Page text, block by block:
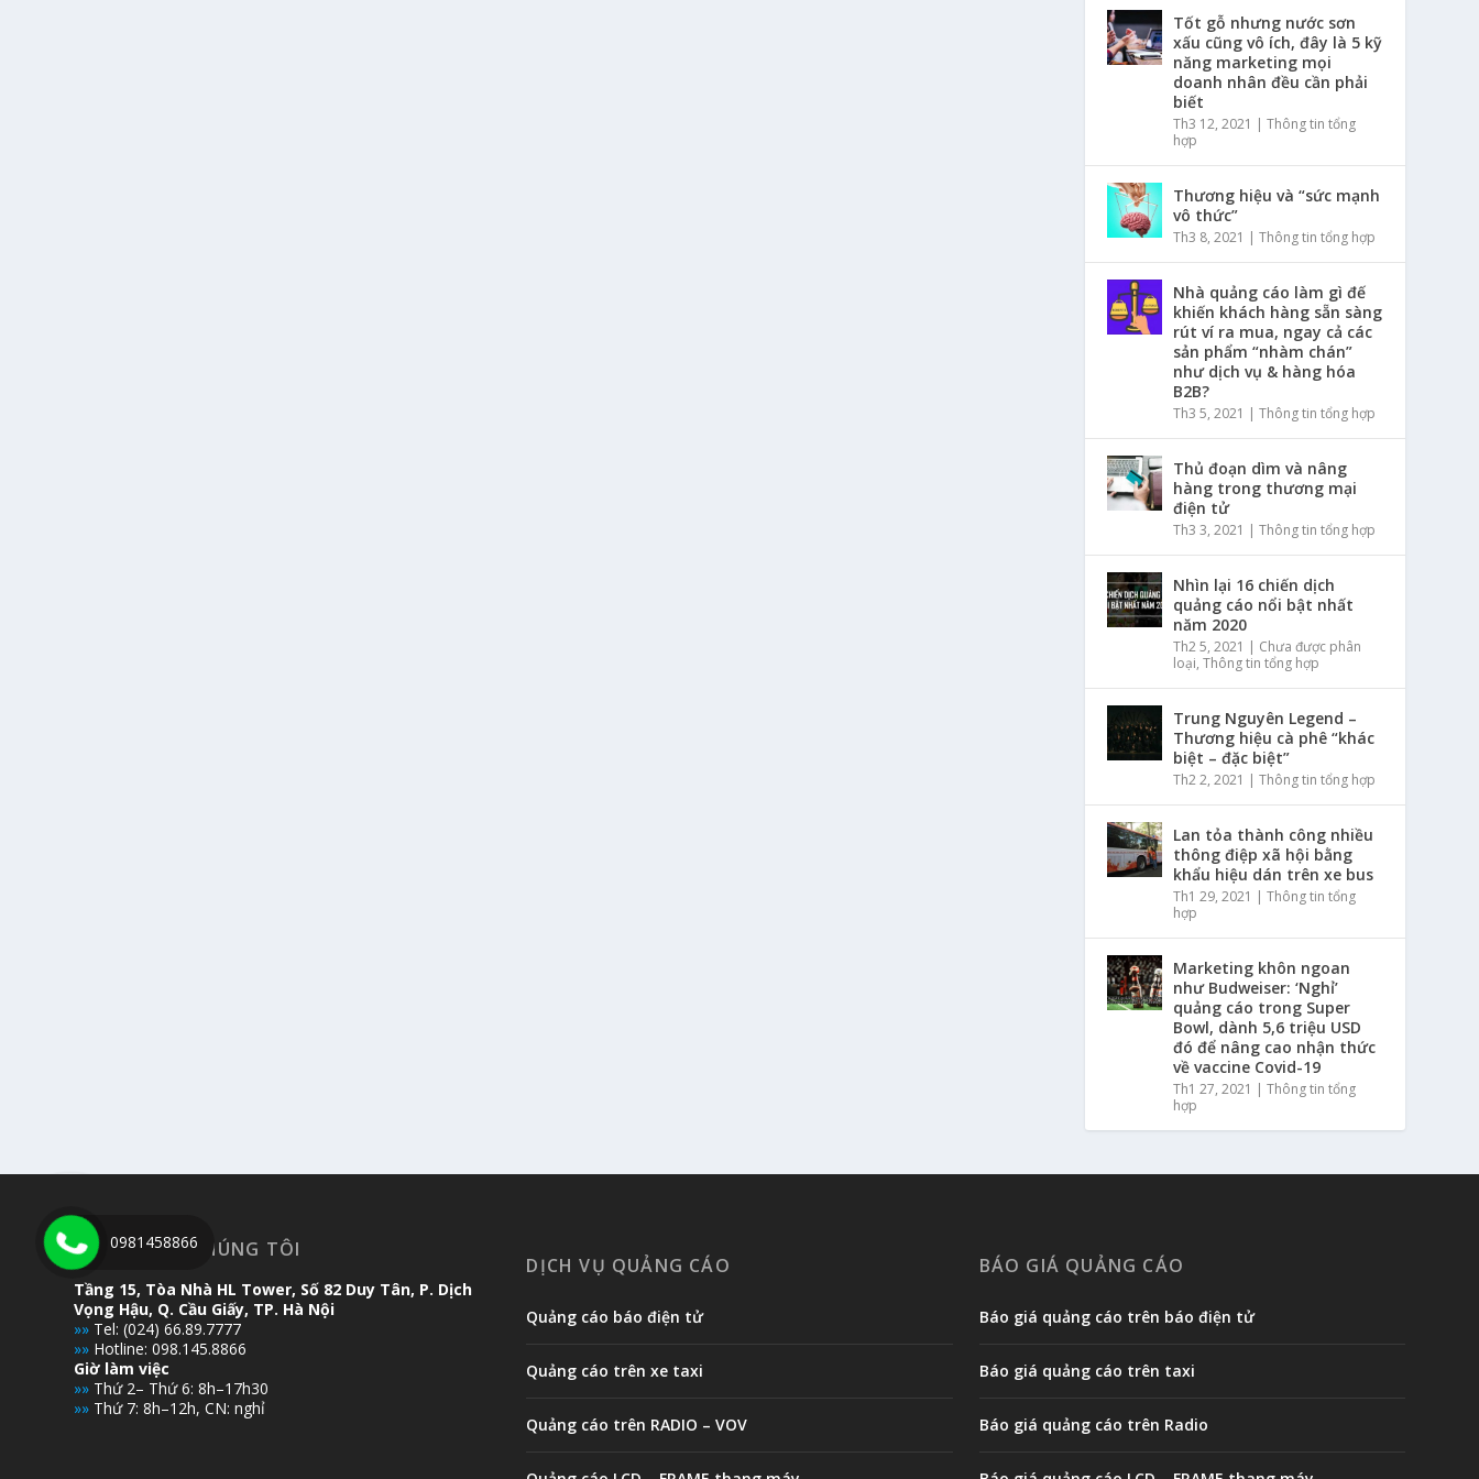
Tốt gỗ nhưng nước sơn
xấu cũng vô ích, đây là 5 kỹ
năng marketing mọi
doanh nhân đều cần phải
biết
Th3 12, 2021 |Thông tin tổng
hợp
Thương hiệu và “sức mạnh
vô thức”
Th3 8, 2021 |Thông tin tổng hợp
Nhà quảng cáo làm gì đế
khiến khách hàng sẵn sàng
rút ví ra mua, ngay cả các
sản phẩm “nhàm chán”
như dịch vụ & hàng hóa
B2B?
Th3 5, 2021 |Thông tin tổng hợp
Thủ đoạn dìm và nâng
hàng trong thương mại
điện tử
Th3 3, 2021 |Thông tin tổng hợp
Nhìn lại 16 chiến dịch
quảng cáo nổi bật nhất
năm 2020
Th2 5, 2021 | Chưa được phân
loại,Thông tin tổng hợp
Trung Nguyên Legend –
Thương hiệu cà phê “khác
biệt – đặc biệt”
Th2 2, 2021 |Thông tin tổng hợp
Lan tỏa thành công nhiều
thông điệp xã hội bằng
khẩu hiệu dán trên xe bus
Th1 29, 2021 |Thông tin tổng
hợp
Marketing khôn ngoan
như Budweiser: ‘Nghỉ’
quảng cáo trong Super
Bowl, dành 5,6 triệu USD
đó để nâng cao nhận thức
về vaccine Covid-19
Th1 27, 2021 |Thông tin tổng
hợp
LIÊN HỆ VỚI CHÚNG TÔI
Tầng 15, Tòa Nhà HL Tower, Số 82 Duy Tân, P. Dịch
Vọng Hậu, Q. Cầu Giấy, TP. Hà Nội
»» Tel: (024) 66.89.7777
»» Hotline: 098.145.8866
Giờ làm việc
»» Thứ 2– Thứ 6: 8h–17h30
»» Thứ 7: 8h–12h, CN: nghỉ
DỊCH VỤ QUẢNG CÁO
Quảng cáo báo điện tử
Quảng cáo trên xe taxi
Quảng cáo trên RADIO – VOV
BÁO GIÁ QUẢNG CÁO
Báo giá quảng cáo trên báo điện tử
Báo giá quảng cáo trên taxi
Báo giá quảng cáo trên Radio
0981458866